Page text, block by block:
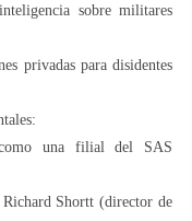
sobre militares
privadas para disidentes
como una filial del SAS
Richard Shortt (director de